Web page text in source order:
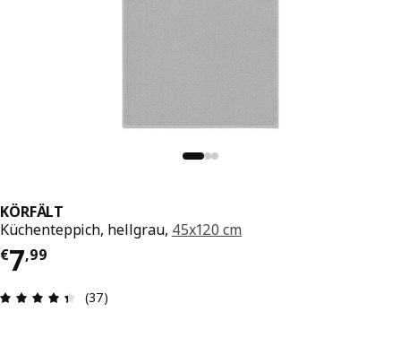
KÖRFÄLT
Küchenteppich, hellgrau, 45x120 cm
€7,99
Preis € 7,99
Produktbewertung: 4.4 von 5 Sterne Alle
(37)